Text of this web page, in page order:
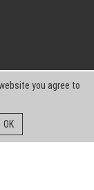
you agree to
OK